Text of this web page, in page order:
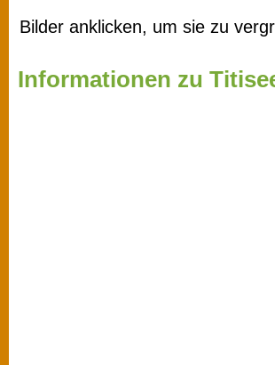
Bilder anklicken, um sie zu
Informationen zu